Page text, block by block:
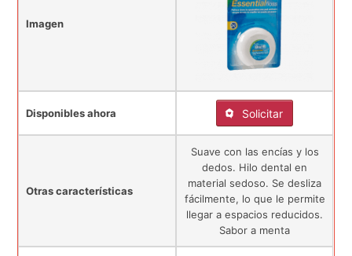
Imagen
Disponibles ahora Solicitar
Otras características
Suave con las encías y los
dedos. Hilo dental en
material sedoso. Se desliza
fácilmente, lo que le permite
llegar a espacios reducidos.
Sabor a menta